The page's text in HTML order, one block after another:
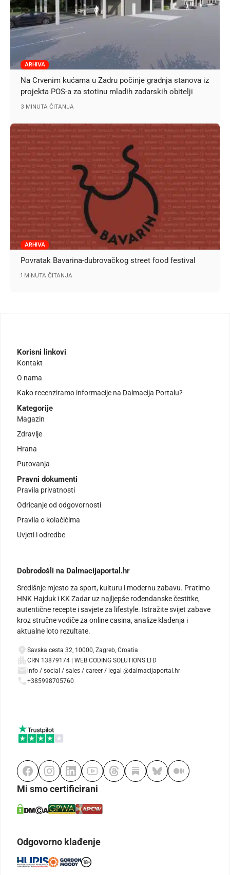
ARHIVA
Na Crvenim kućama u Zadru počinje gradnja stanova iz
projekta POS-a za stotinu mladih zadarskih obitelji
3 MINUTA ČITANJA
ARHIVA
Povratak Bavarina-dubrovačkog street food festival
1 MINUTA ČITANJA
Korisni linkovi
Kontakt
O nama
Kako recenziramo informacije na Dalmacija Portalu?
Kategorije
Magazin
Zdravlje
Hrana
Putovanja
Pravni dokumenti
Pravila privatnosti
Odricanje od odgovornosti
Pravila o kolačićima
Uvjeti i odredbe
Dobrodošli na Dalmacijaportal.hr
Središnje mjesto za sport, kulturu i modernu zabavu. Pratimo
HNK Hajduk i KK Zadar uz najljepše rođendanske čestitke,
autentične recepte i savjete za lifestyle. Istražite svijet zabave
kroz stručne vodiče za online casina, analize klađenja i
aktualne loto rezultate.
Savska cesta 32, 10000, Zagreb, Croatia
CRN 13879174 | WEB CODING SOLUTIONS LTD
info / social / sales / career / legal @dalmacijaportal.hr
+385998705760
Mi smo certificirani
Odgovorno klađenje